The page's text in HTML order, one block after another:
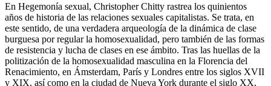
En Hegemonía sexual, Christopher Chitty rastrea los quinientos
años de historia de las relaciones sexuales capitalistas. Se trata, en
este sentido, de una verdadera arqueología de la dinámica de clase
burguesa por regular la homosexualidad, pero también de las formas
de resistencia y lucha de clases en ese ámbito. Tras las huellas de la
politización de la homosexualidad masculina en la Florencia del
Renacimiento, en Ámsterdam, París y Londres entre los siglos XVII
y XIX, así como en la ciudad de Nueva York durante el siglo XX,